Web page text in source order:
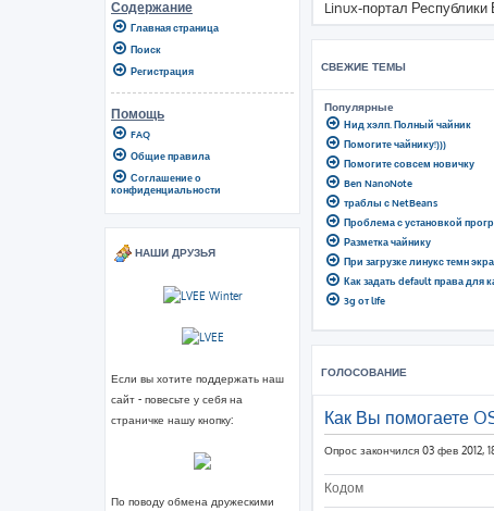
Linux-портал Республики
СВЕЖИЕ ТЕМЫ
Популярные
Нид хэлп. Полный чайник
Помогите чайнику!)))
Помогите совсем новичку
Ben NanoNote
траблы с NetBeans
Проблема с установкой
Разметка чайнику
При загрузке линукс темн
Как задать default права для
3g от life
ГОЛОСОВАНИЕ
Как Вы помогаете
Опрос закончился 03 фев 2012,
Кодом
Содержание
Главная страница
Поиск
Регистрация
Помощь
FAQ
Общие правила
Соглашение о
конфиденциальности
НАШИ ДРУЗЬЯ
Если вы хотите поддержать наш
сайт - повесьте у себя на
страничке нашу кнопку:
По поводу обмена дружескими